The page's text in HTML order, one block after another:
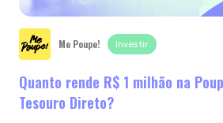
Me Poupe! Investir
Quanto rende R$ 1 milhão na
Tesouro Direto?